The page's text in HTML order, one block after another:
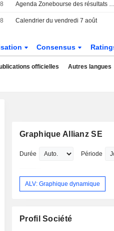
Agenda Zonebourse des résultats de sociétés : le 7 août 2026
Calendrier du vendredi 7 août
Consensus
officielles Autres langues
Graphique Allianz SE
Durée Période
ALV: Graphique dynamique
Profil Société